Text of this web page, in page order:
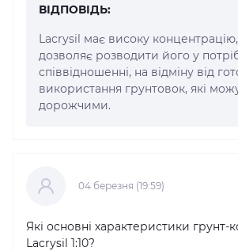
ВІДПОВІДЬ:
Lacrysil має високу
дозволяє розводити його у
співвідношенні, на відміну від
використання грунтовок, які
дорожчими.
04 березня (19:59)
Які основні характеристики грунт-
Lacrysil 1:10?